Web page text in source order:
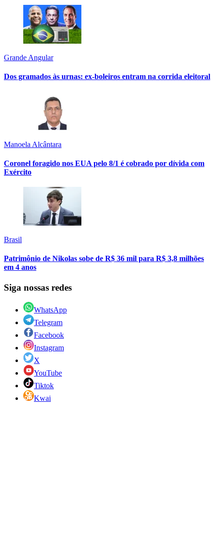
Grande Angular
Dos gramados às urnas: ex-boleiros entram na corrida eleitoral
Manoela Alcântara
Coronel foragido nos EUA pelo 8/1 é cobrado por dívida com
Exército
Brasil
Patrimônio de Nikolas sobe de R$ 36 mil para R$ 3,8 milhões
em 4 anos
Siga nossas redes
WhatsApp
Telegram
Facebook
Instagram
X
YouTube
Tiktok
Kwai